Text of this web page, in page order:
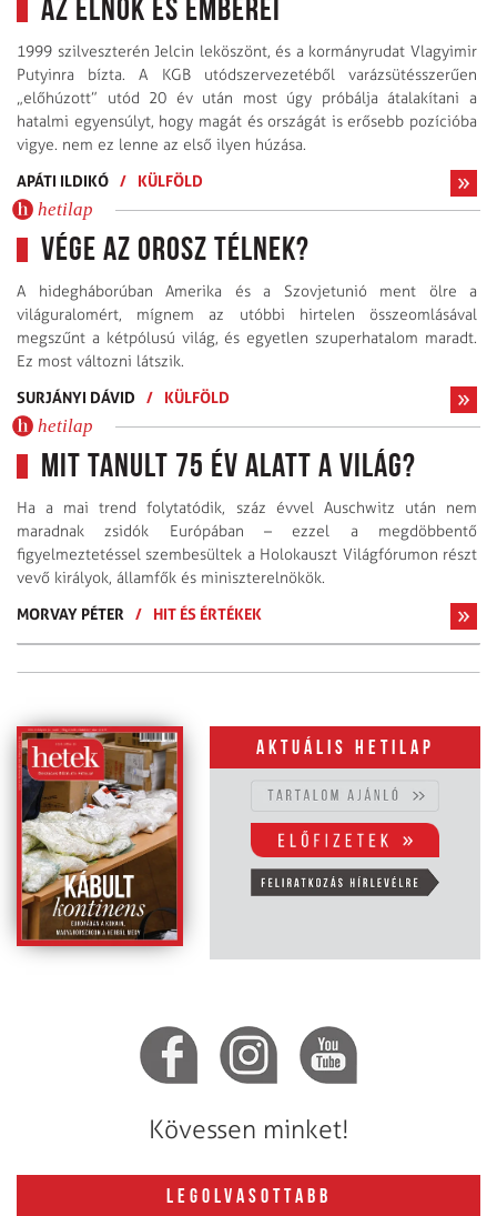
Az elnök és emberei
1999 szilveszterén Jelcin leköszönt, és a kormányrudat Vlagyimir
Putyinra bízta. A KGB utódszervezetéből varázs­ütésszerűen
„előhúzott” utód 20 év után most úgy próbálja átalakítani a
hatalmi egyensúlyt, hogy magát és országát is erősebb pozícióba
vigye. nem ez lenne az első ilyen húzása.
APÁTI ILDIKÓ / KÜLFÖLD
hetilap
Vége az orosz télnek?
A hidegháborúban Amerika és a Szovjetunió ment ölre a
világuralomért, mígnem az utóbbi hirtelen összeomlásával
megszűnt a kétpólusú világ, és egyetlen szuperhatalom maradt.
Ez most változni látszik.
SURJÁNYI DÁVID
/ KÜLFÖLD
hetilap
Mit tanult 75 év alatt a világ?
Ha a mai trend folytatódik, száz évvel Auschwitz után nem
maradnak zsidók Európában – ezzel a megdöbbentő
figyelmeztetéssel szembesültek a Holokauszt Világfórumon részt
vevő királyok, államfők és miniszterelnökök.
MORVAY PÉTER
/ HIT ÉS ÉRTÉKEK
Aktuális hetilap
Kövessen minket!
LEGOLVASOTTABB